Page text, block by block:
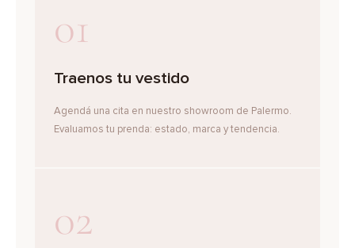
01
Traenos tu vestido
Agendá una cita en nuestro showroom de Palermo.
Evaluamos tu prenda: estado, marca y tendencia.
02